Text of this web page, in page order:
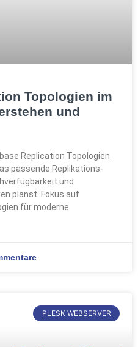
Topologien im
und
Replication Topologien
passende Replikations-
und
planst. Fokus auf
für moderne
PLESK WEBSERVER